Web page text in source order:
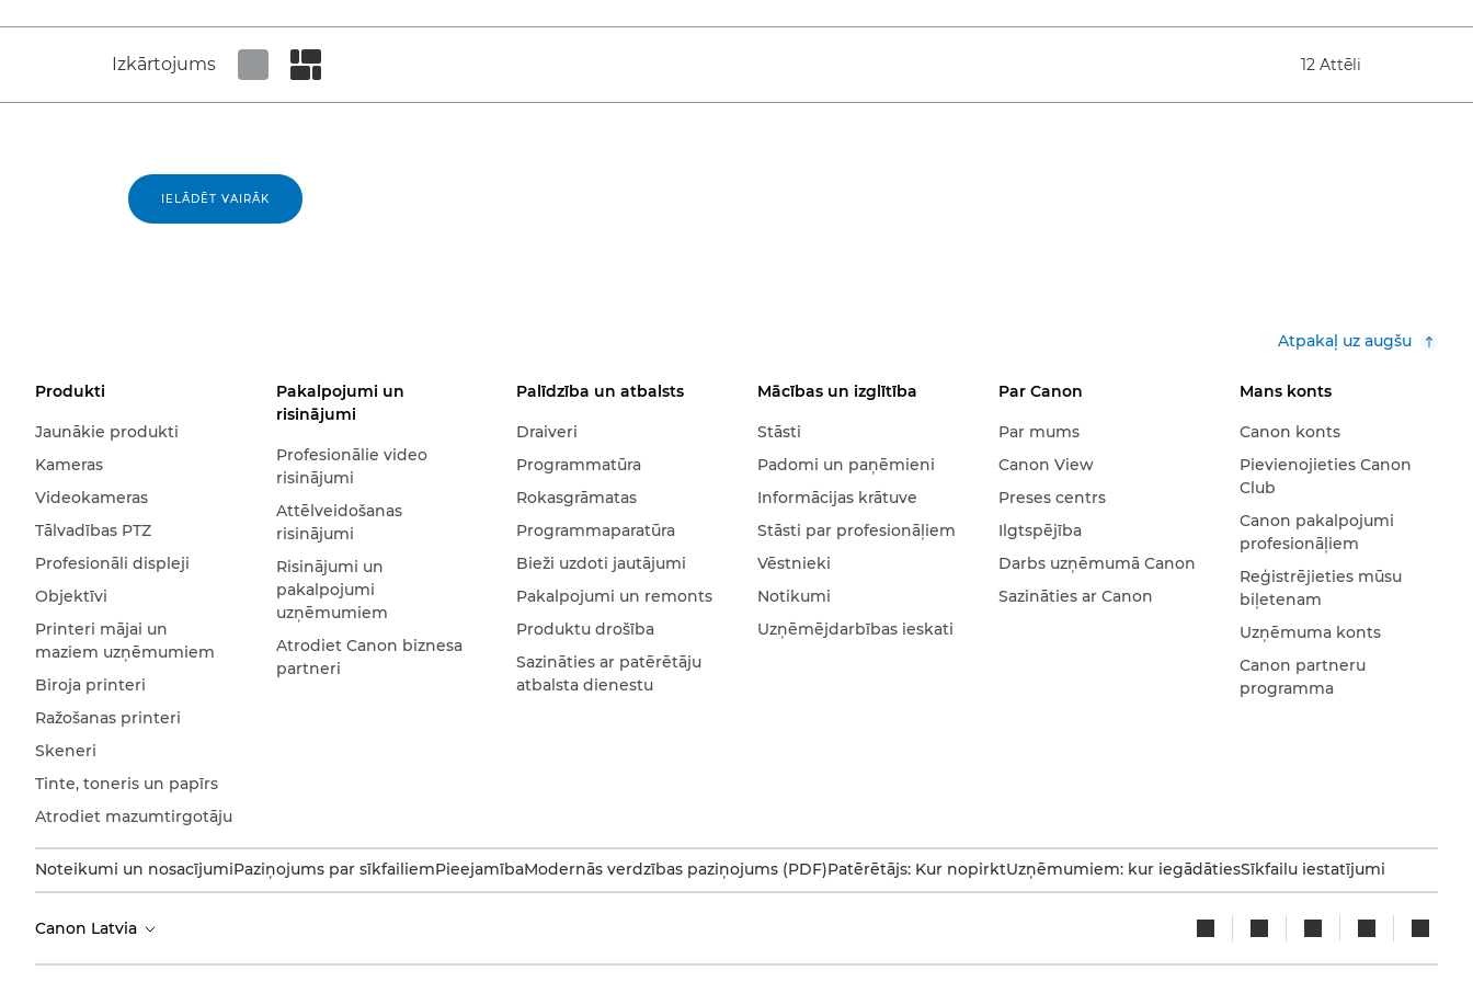
Izkārtojums 12 Attēli
IELĀDĒT VAIRĀK
Atpakaļ uz augšu
Produkti
Jaunākie produkti
Kameras
Videokameras
Tālvadības PTZ
Profesionāli displeji
Objektīvi
Printeri mājai un
maziem uzņēmumiem
Biroja printeri
Ražošanas printeri
Skeneri
Tinte, toneris un papīrs
Atrodiet mazumtirgotāju
Pakalpojumi un
risinājumi
Profesionālie video
risinājumi
Attēlveidošanas
risinājumi
Risinājumi un
pakalpojumi
uzņēmumiem
Atrodiet Canon biznesa
partneri
Palīdzība un atbalsts
Draiveri
Programmatūra
Rokasgrāmatas
Programmaparatūra
Bieži uzdoti jautājumi
Pakalpojumi un remonts
Produktu drošība
Sazināties ar patērētāju
atbalsta dienestu
Mācības un izglītība
Stāsti
Padomi un paņēmieni
Informācijas krātuve
Stāsti par profesionāļiem
Vēstnieki
Notikumi
Uzņēmējdarbības ieskati
Par Canon
Par mums
Canon View
Preses centrs
Ilgtspējība
Darbs uzņēmumā Canon
Sazināties ar Canon
Mans konts
Canon konts
Pievienojieties Canon
Club
Canon pakalpojumi
profesionāļiem
Reģistrējieties mūsu
biļetenam
Uzņēmuma konts
Canon partneru
programma
Noteikumi un nosacījumiPaziņojums par sīkfailiemPieejamībaModernās verdzības paziņojums (PDF)Patērētājs: Kur nopirktUzņēmumiem: kur iegādātiesSīkfailu iestatījumi
Canon Latvia